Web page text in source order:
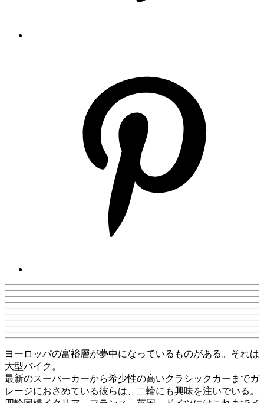
ヨーロッパの富裕層が夢中になっているものがある。それは
大型バイク。
最新のスーパーカーから希少性の高いクラシックカーまでガ
レージにおさめている彼らは、二輪にも興味を注いでいる。